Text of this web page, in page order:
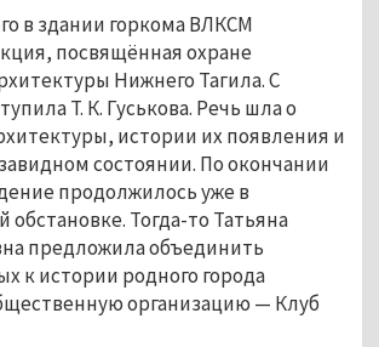
в здании горкома ВЛКСМ
посвящённая охране
Нижнего Тагила. С
Т. К. Гуськова. Речь шла о
истории их появления и
состоянии. По окончании
продолжилось уже в
Тогда-то Татьяна
предложила объединить
к истории родного города
организацию — Клуб